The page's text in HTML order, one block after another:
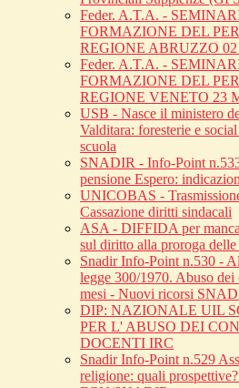
Feder. A.T.A. -
FORMAZIONE DEL
REGIONE ABRUZZO
Feder. A.T.A. -
FORMAZIONE DEL
REGIONE VENETO 23
USB - Nasce il ministero
Valditara: foresterie e
scuola
SNADIR - Info-Point
pensione Espero:
UNICOBAS -
Cassazione diritti sindacali
ASA - DIFFIDA per
sul diritto alla proroga
Snadir Info-Point n.530 -
legge 300/1970. Abuso
mesi - Nuovi ricorsi
DIP: NAZIONALE UIL
PER L' ABUSO DEI
DOCENTI IRC
Snadir Info-Point n.529
religione: quali